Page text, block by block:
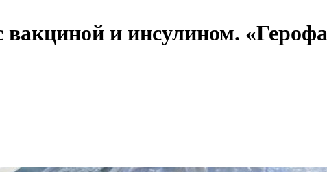
и инсулином.